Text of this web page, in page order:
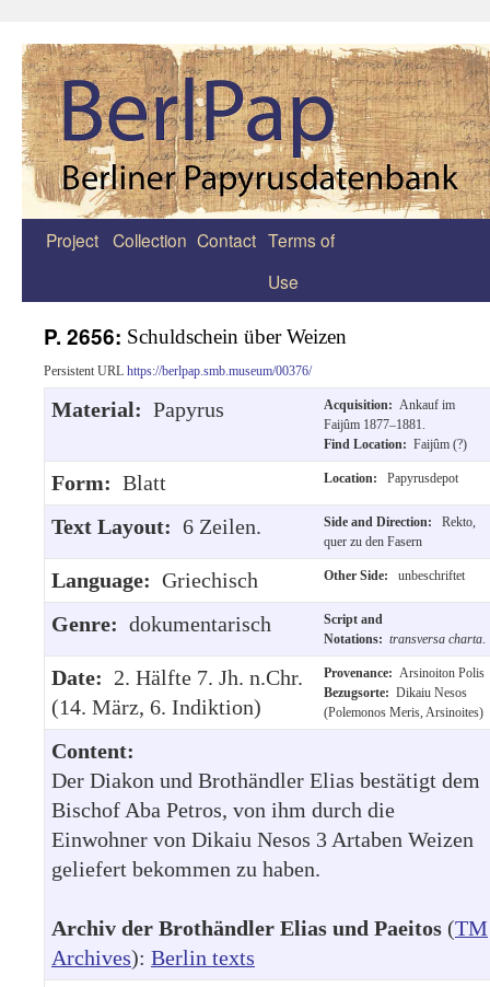
Zum
Project Collection Contact Terms of
Use
P. 2656: Schuldschein über Weizen
Persistent URL https://berlpap.smb.museum/00376/
Material: Papyrus Acquisition: Ankauf im
Faijûm 1877–1881.
Find Location: Faijûm (?)
Form: Blatt Location: Papyrusdepot
Text Layout: 6 Zeilen. Side and Direction:
Rekto,
quer zu den Fasern
Language: Griechisch Other Side: unbeschriftet
Genre: dokumentarisch
Script and
Notations: transversa charta
Date: 2. Hälfte 7. Jh. n.Chr.
(14. März, 6. Indiktion)
Provenance: Arsinoiton Polis
Bezugsorte: Dikaiu Nesos
(Polemonos Meris, Arsinoites)
Content:
Der Diakon und Brothändler Elias bestätigt dem
Bischof Aba Petros, von ihm durch die
Einwohner von Dikaiu Nesos 3 Artaben Weizen
geliefert bekommen zu haben.
Archiv der Brothändler Elias und Paeitos (TM
Archives): Berlin texts